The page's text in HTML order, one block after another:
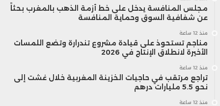
مجلس المنافسة يدخل على خط أزمة الذهب بالمغرب بحثاً
عن شفافية السوق وحماية المنافسة
منذ 12 ساعة
مناجم تستحوذ على قيادة مشروع تندرارة وتضع اللمسات
الأخيرة لانطلاق الإنتاج في 2026
منذ 12 ساعة
تراجع مرتقب في حاجيات الخزينة المغربية خلال غشت إلى
نحو 5.5 مليارات درهم
منذ 12 ساعة